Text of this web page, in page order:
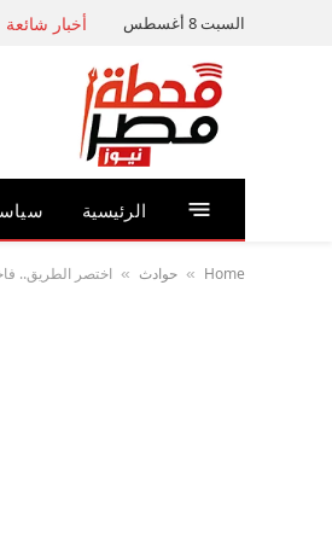
السبت 8 أغسطس أخبار شائعة
الرئيسية
Home
» حوادث » اختصر الطريق..